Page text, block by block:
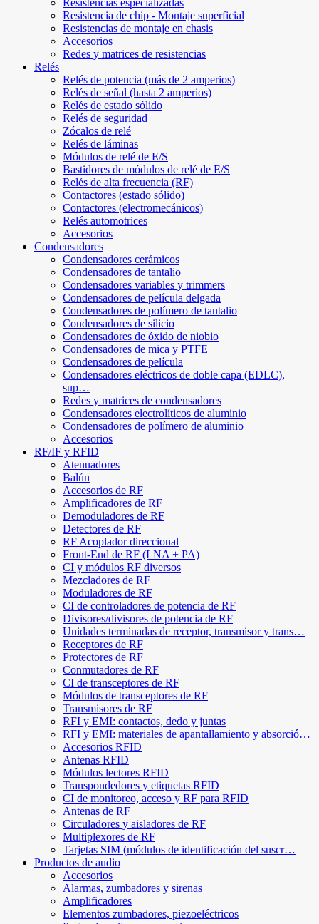
Resistencias especializadas
Resistencia de chip - Montaje superficial
Resistencias de montaje en chasis
Accesorios
Redes y matrices de resistencias
Relés
Relés de potencia (más de 2 amperios)
Relés de señal (hasta 2 amperios)
Relés de estado sólido
Relés de seguridad
Zócalos de relé
Relés de láminas
Módulos de relé de E/S
Bastidores de módulos de relé de E/S
Relés de alta frecuencia (RF)
Contactores (estado sólido)
Contactores (electromecánicos)
Relés automotrices
Accesorios
Condensadores
Condensadores cerámicos
Condensadores de tantalio
Condensadores variables y trimmers
Condensadores de película delgada
Condensadores de polímero de tantalio
Condensadores de silicio
Condensadores de óxido de niobio
Condensadores de mica y PTFE
Condensadores de película
Condensadores eléctricos de doble capa (EDLC),
sup…
Redes y matrices de condensadores
Condensadores electrolíticos de aluminio
Condensadores de polímero de aluminio
Accesorios
RF/IF y RFID
Atenuadores
Balún
Accesorios de RF
Amplificadores de RF
Demoduladores de RF
Detectores de RF
RF Acoplador direccional
Front-End de RF (LNA + PA)
CI y módulos RF diversos
Mezcladores de RF
Moduladores de RF
CI de controladores de potencia de RF
Divisores/divisores de potencia de RF
Unidades terminadas de receptor, transmisor y trans…
Receptores de RF
Protectores de RF
Conmutadores de RF
CI de transceptores de RF
Módulos de transceptores de RF
Transmisores de RF
RFI y EMI: contactos, dedo y juntas
RFI y EMI: materiales de apantallamiento y absorció…
Accesorios RFID
Antenas RFID
Módulos lectores RFID
Transpondedores y etiquetas RFID
CI de monitoreo, acceso y RF para RFID
Antenas de RF
Circuladores y aisladores de RF
Multiplexores de RF
Tarjetas SIM (módulos de identificación del suscr…
Productos de audio
Accesorios
Alarmas, zumbadores y sirenas
Amplificadores
Elementos zumbadores, piezoeléctricos